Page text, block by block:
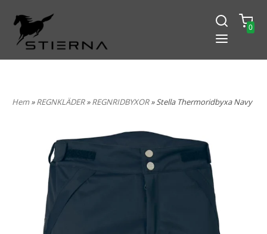
0
Hem»REGNKLÄDER»REGNRIDBYXOR» Stella Thermoridbyxa Navy